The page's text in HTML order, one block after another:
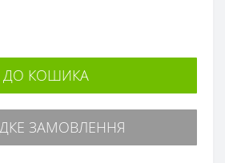
ДО КОШИКА
ЗАМОВЛЕННЯ